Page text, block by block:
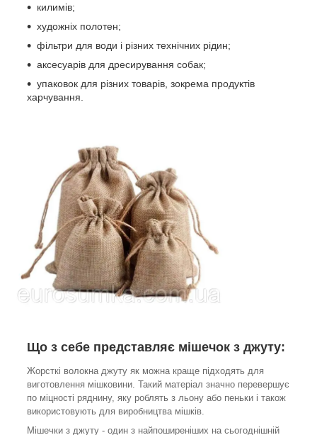
килимів;
художніх полотен;
фільтри для води і різних технічних рідин;
аксесуарів для дресирування собак;
упаковок для різних товарів, зокрема продуктів
харчування.
Що з себе представляє мішечок з джуту:
Жорсткі волокна джуту як можна краще підходять для
виготовлення мішковини. Такий матеріал значно перевершує
по міцності ряднину, яку роблять з льону або пеньки і також
використовують для виробництва мішків.
Мішечки з джуту - один з найпоширеніших на сьогоднішній